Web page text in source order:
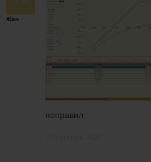
Жан
поправил